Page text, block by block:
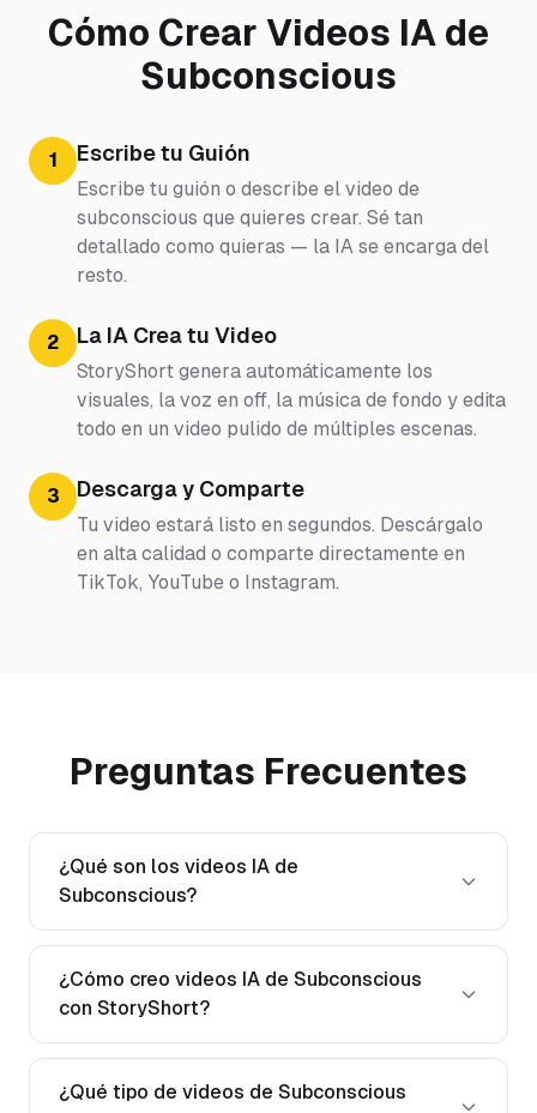
Cómo Crear Videos IA de
Subconscious
1 Escribe tu Guión
Escribe tu guión o describe el video de
subconscious que quieres crear. Sé tan
detallado como quieras — la IA se encarga del
resto.
2 La IA Crea tu Video
StoryShort genera automáticamente los
visuales, la voz en off, la música de fondo y edita
todo en un video pulido de múltiples escenas.
3 Descarga y Comparte
Tu video estará listo en segundos. Descárgalo
en alta calidad o comparte directamente en
TikTok, YouTube o Instagram.
Preguntas Frecuentes
¿Qué son los videos IA de
Subconscious?
¿Cómo creo videos IA de Subconscious
con StoryShort?
¿Qué tipo de videos de Subconscious